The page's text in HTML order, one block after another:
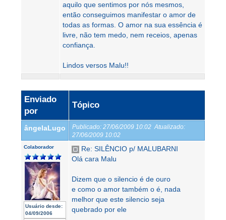
aquilo que sentimos por nós mesmos,
então conseguimos manifestar o amor de
todas as formas. O amor na sua essência é
livre, não tem medo, nem receios, apenas
confiança.
Lindos versos Malu!!
Enviado
por
Tópico
ângelaLugo Publicado: 27/06/2009 10:02 Atualizado:
27/06/2009 10:02
Colaborador
Usuário desde:
04/09/2006
Re: SILÊNCIO p/ MALUBARNI
Olá cara Malu
Dizem que o silencio é de ouro
e como o amor também o é, nada
melhor que este silencio seja
quebrado por ele